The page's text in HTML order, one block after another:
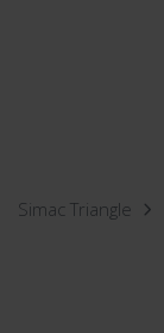
Simac Triangle